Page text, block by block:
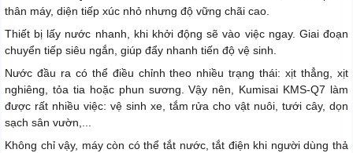
thân máy, diện tiếp xúc nhỏ nhưng độ vững chãi cao.
Thiết bị lấy nước nhanh, khi khởi động sẽ vào việc ngay. Giai đoạn
chuyển tiếp siêu ngắn, giúp đẩy nhanh tiến độ vệ sinh.
Nước đầu ra có thể điều chỉnh theo nhiều trạng thái: xịt thẳng, xịt
nghiêng, tỏa tia hoặc phun sương. Vậy nên, Kumisai KMS-Q7 làm
được rất nhiều việc: vệ sinh xe, tắm rửa cho vật nuôi, tưới cây, dọn
sạch sân vườn,...
Không chỉ vậy, máy còn có thể tắt nước, tắt điện khi người dùng thả